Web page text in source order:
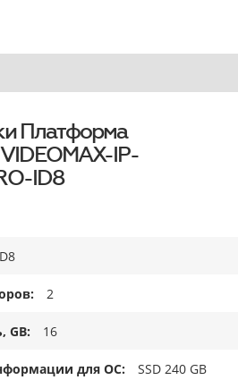
Платформа
IP-
ID8
2
GB 16
для ОС
SSD 240 GB